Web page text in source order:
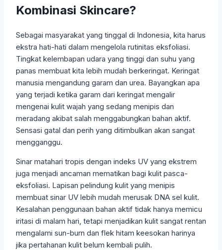
Kombinasi Skincare?
Sebagai masyarakat yang tinggal di Indonesia, kita harus
ekstra hati-hati dalam mengelola rutinitas eksfoliasi.
Tingkat kelembapan udara yang tinggi dan suhu yang
panas membuat kita lebih mudah berkeringat. Keringat
manusia mengandung garam dan urea. Bayangkan apa
yang terjadi ketika garam dari keringat mengalir
mengenai kulit wajah yang sedang menipis dan
meradang akibat salah menggabungkan bahan aktif.
Sensasi gatal dan perih yang ditimbulkan akan sangat
mengganggu.
Sinar matahari tropis dengan indeks UV yang ekstrem
juga menjadi ancaman mematikan bagi kulit pasca-
eksfoliasi. Lapisan pelindung kulit yang menipis
membuat sinar UV lebih mudah merusak DNA sel kulit.
Kesalahan penggunaan bahan aktif tidak hanya memicu
iritasi di malam hari, tetapi menjadikan kulit sangat rentan
mengalami sun-burn dan flek hitam keesokan harinya
jika pertahanan kulit belum kembali pulih.